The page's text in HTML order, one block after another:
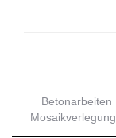
Betonarbeiten
Mosaikverlegung